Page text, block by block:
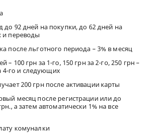
до 92 дней на покупки, до 62 дней на
и переводы
после льготного периода – 3% в месяц
– 100 грн за 1-го, 150 грн за 2-го, 250 грн –
4-го и следующих
200 грн после активации карты
месяц после регистрации или до
а затем автоматически 1% на все
комуналки